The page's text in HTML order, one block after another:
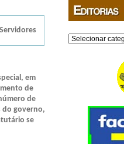
em
de
de
do governo,
se
Categorias